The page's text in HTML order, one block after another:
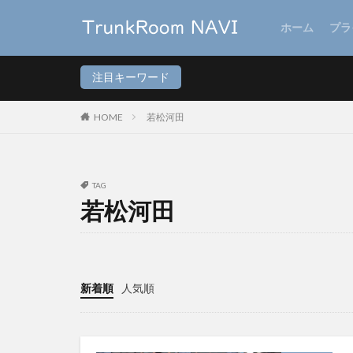
ホーム プ
注目キーワード
HOME 若松河田
TAG
若松河田
新着順 人気順